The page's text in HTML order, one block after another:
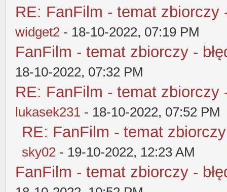
RE: FanFilm - temat zbiorczy
widget2 - 18-10-2022, 07:19 PM
FanFilm - temat zbiorczy -
18-10-2022, 07:32 PM
RE: FanFilm - temat zbiorczy
lukasek231 - 18-10-2022, 07:52 PM
RE: FanFilm - temat
sky02 - 19-10-2022, 12:23 AM
FanFilm - temat zbiorczy -